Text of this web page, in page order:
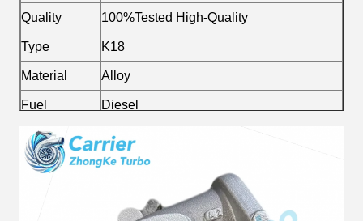
Quality
100%Tested High-Quality
Type
K18
Material
Alloy
Fuel
Diesel